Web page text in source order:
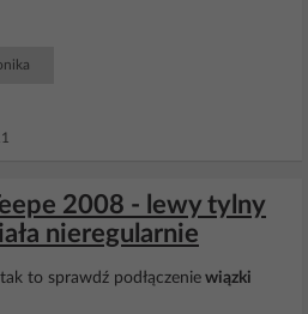
2008 - lewy tylny
nieregularnie
to sprawdź podłączenie wiązki